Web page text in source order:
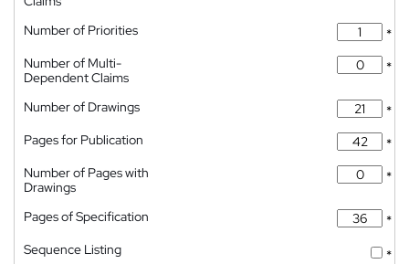
Number of Priorities
*
Number of Multi-
Dependent Claims
*
Number of Drawings
*
Pages for Publication
*
Number of Pages with
Drawings
*
Pages of Specification
*
Sequence Listing
*